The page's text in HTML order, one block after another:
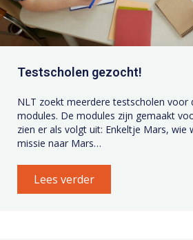
Testscholen gezocht!
NLT zoekt meerdere testscholen voor
modules. De modules zijn gemaakt
zien er als volgt uit: Enkeltje Mars, wie
missie naar Mars…
Lees verder